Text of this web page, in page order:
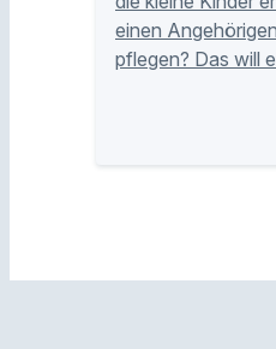
einen
pflegen? Das will